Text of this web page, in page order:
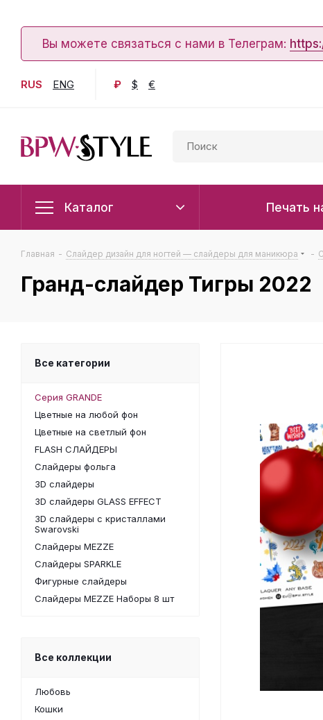
Вы можете связаться с нами в Телеграм:
RUS ENG ₽ $ €
Каталог Печать
Главная - Слайдер дизайн для ногтей — слайдеры для маникюра -
Гранд-слайдер Тигры 2022
Все категории
Серия GRANDE
Цветные на любой фон
Цветные на светлый фон
FLASH СЛАЙДЕРЫ
Слайдеры фольга
3D слайдеры
3D слайдеры GLASS EFFECT
3D слайдеры с кристаллами
Swarovski
Слайдеры MEZZE
Слайдеры SPARKLE
Фигурные слайдеры
Слайдеры MEZZE Наборы 8 шт
Все коллекции
Любовь
Кошки